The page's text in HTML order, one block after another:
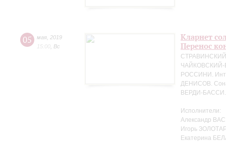
05 мая 2019
15:00 Вс
Кларнет
Перенос
СТРАВИНСКИЙ.
ЧАЙКОВСКИЙ-
РОССИНИ.
ДЕНИСОВ.
ВЕРДИ-БАССИ.
Исполнители:
Александр
Игорь
Екатерина